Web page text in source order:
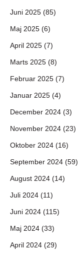
Juni 2025 (85)
Maj 2025 (6)
April 2025 (7)
Marts 2025 (8)
Februar 2025 (7)
Januar 2025 (4)
December 2024 (3)
November 2024 (23)
Oktober 2024 (16)
September 2024 (59)
August 2024 (14)
Juli 2024 (11)
Juni 2024 (115)
Maj 2024 (33)
April 2024 (29)